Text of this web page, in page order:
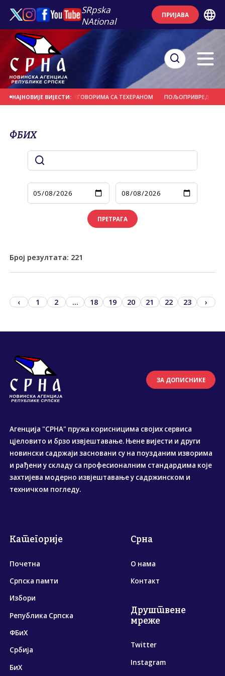
SRpska
NAtional
ПРИЈАВА
НАЈНОВИЈЕ ВИЈЕСТИ:
НАПРЕДАК У ПРЕГОВОРИМА СА ТЕХЕРАНОМ
ФБИХ
ПРЕТРАГА
Број резултата: 221
‹ 1 2 ... 18 19 20 21 22 23 ›
ЗА ДОПИСНИКЕ
Агенција "СРНА" пружа корисницима својих сервиса
цјеловито и брзо извјештавање. Њене вијести и други
новински садржаји засновани су на поузданим изворима
и рађени у складу са професионалним стандардима које
захтијева модерно извјештавање у садржинском и
техничком погледу.
Категорије
Почетна
Српска памти
Избори
Република Српска
ФБиХ
Србија
БиХ
Срна
О нама
Контакт
Друштвене
мреже
Twitter
Instagram